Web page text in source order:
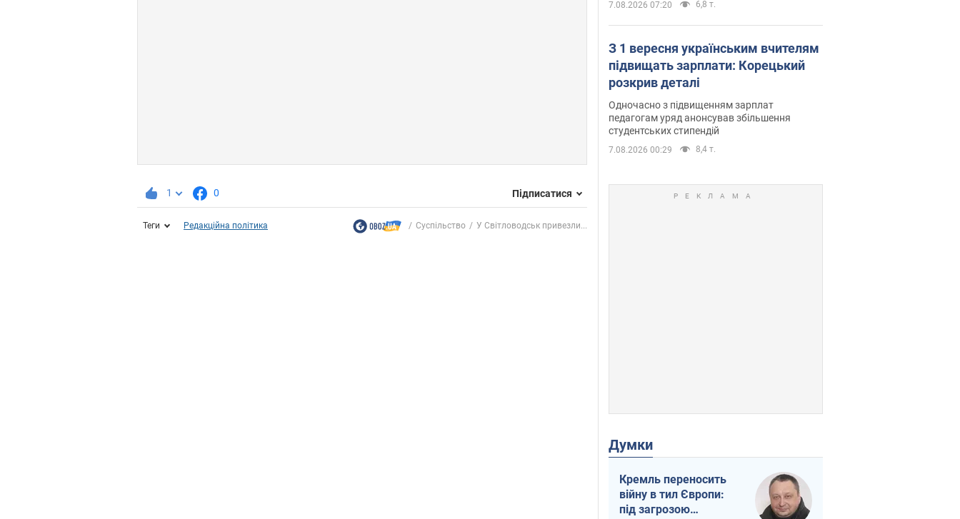
1 0 Підписатися
Теги Редакційна політика Суспільство У Світловодськ привезли...
7.08.2026 07:20 6,8 т.
З 1 вересня українським вчителям
підвищать зарплати: Корецький
розкрив деталі
Одночасно з підвищенням зарплат
педагогам уряд анонсував збільшення
студентських стипендій
7.08.2026 00:29 8,4 т.
Думки
Кремль переносить
війну в тил Європи:
під загрозою